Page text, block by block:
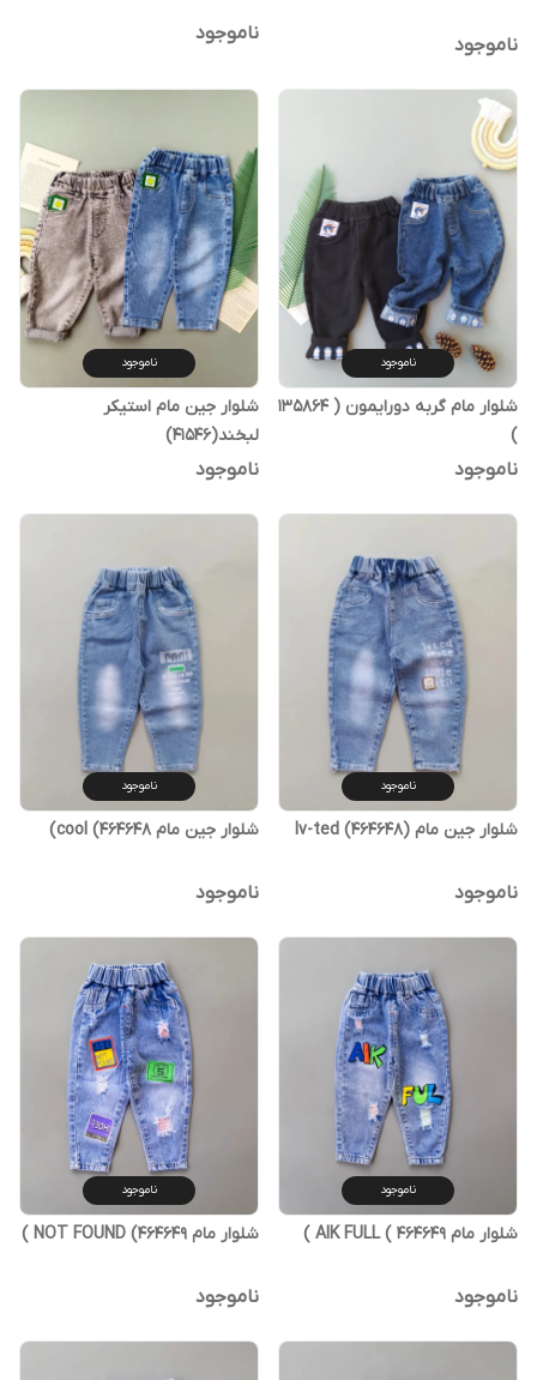
ناموجود
ناموجود
ناموجود
شلوار مام گربه دورایمون ( 135864
)
ناموجود
ناموجود
شلوار جین مام استیکر
لبخند(۴۱۵۴۶)
ناموجود
ناموجود
شلوار جین مام (Iv-ted (464648
ناموجود
ناموجود
شلوار جین مام cool (464648)
ناموجود
ناموجود
شلوار مام AIK FULL ( 464649 )
ناموجود
ناموجود
شلوار مام NOT FOUND (464649 )
ناموجود